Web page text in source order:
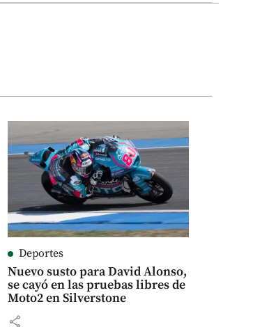
Deportes
Nuevo susto para David Alonso,
se cayó en las pruebas libres de
Moto2 en Silverstone
share